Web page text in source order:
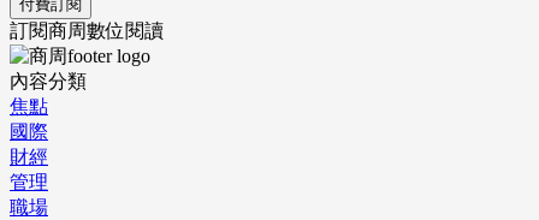
付費訂閱
訂閱商周數位閱讀
內容分類
焦點
國際
財經
管理
職場